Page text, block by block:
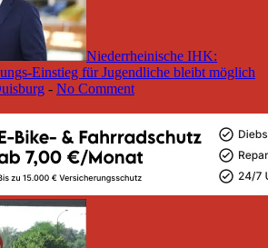
Niederrheinische IHK:
Einstieg für Jugendliche bleibt möglich
- No Comment